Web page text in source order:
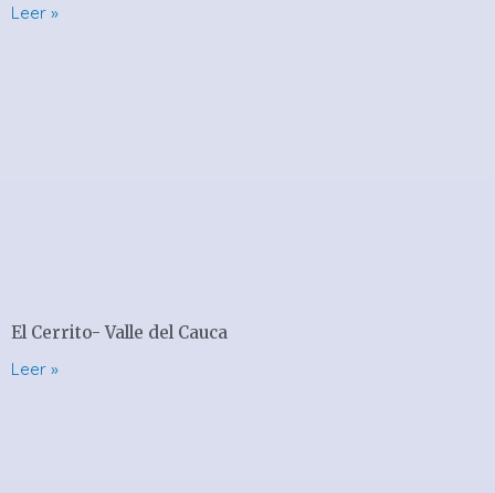
Leer »
El Cerrito- Valle del Cauca
Leer »